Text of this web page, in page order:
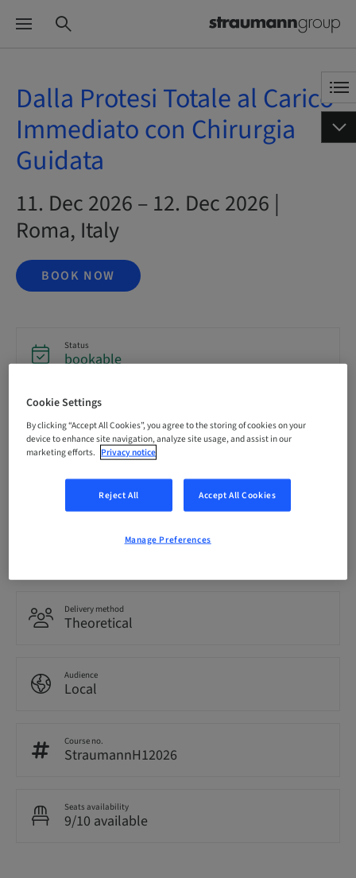
Dalla Protesi Totale al Carico
Immediato con Chirurgia
Guidata
11. Dec 2026 – 12. Dec 2026 |
Roma, Italy
BOOK NOW
Status
bookable
Registration deadline
12. Dec 2026 (UTC+1)
Language
Italian
Delivery method
Theoretical
Audience
Local
Course no.
StraumannH12026
Seats availability
9/10 available
Cookie Settings
By clicking “Accept All Cookies”, you agree to the storing of cookies on your
device to enhance site navigation, analyze site usage, and assist in our
marketing efforts. Privacy notice
Reject All Accept All Cookies
Manage Preferences